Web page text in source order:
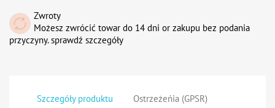
Zwroty
Możesz zwrócić towar do 14 dni or zakupu bez podania
przyczyny. sprawdź szczegóły
Szczegóły produktu Ostrzeżeńia (GPSR)